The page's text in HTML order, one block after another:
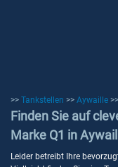
>> Tankstellen >> Aywaille >>
Finden Sie auf
Marke Q1 in
Leider betreibt Ihre